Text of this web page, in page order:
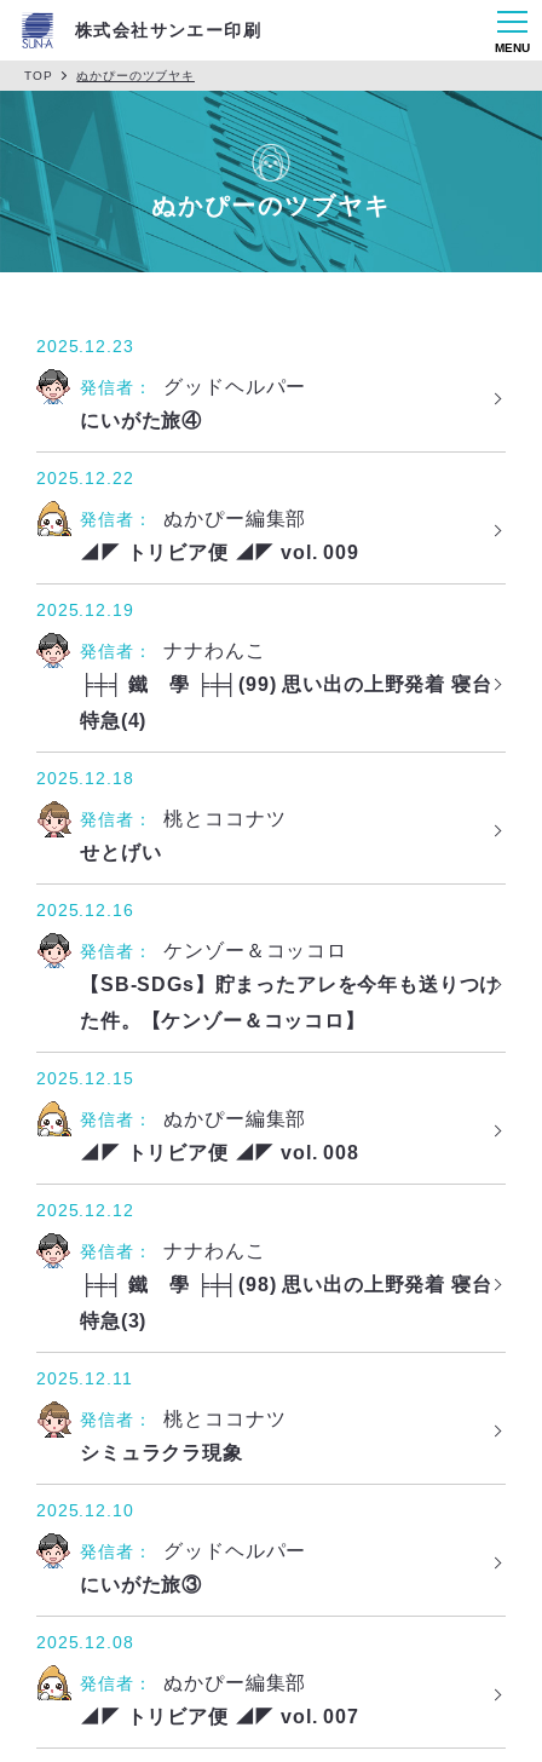
株式会社サンエー印刷
MENU
TOP ぬかぴーのツブヤキ
ぬかぴーのツブヤキ
2025.12.23
発信者：
グッドヘルパー
にいがた旅④
2025.12.22
発信者：
ぬかぴー編集部
◢◤ トリビア便 ◢◤ vol. 009
2025.12.19
発信者：
ナナわんこ
╞╪╡ 鐵 學 ╞╪╡(99) 思い出の上野発着 寝台
特急(4)
2025.12.18
発信者：
桃とココナツ
せとげい
2025.12.16
発信者：
ケンゾー＆コッコロ
【SB-SDGs】貯まったアレを今年も送りつけ
た件。【ケンゾー＆コッコロ】
2025.12.15
発信者：
ぬかぴー編集部
◢◤ トリビア便 ◢◤ vol. 008
2025.12.12
発信者：
ナナわんこ
╞╪╡ 鐵 學 ╞╪╡(98) 思い出の上野発着 寝台
特急(3)
2025.12.11
発信者：
桃とココナツ
シミュラクラ現象
2025.12.10
発信者：
グッドヘルパー
にいがた旅③
2025.12.08
発信者：
ぬかぴー編集部
◢◤ トリビア便 ◢◤ vol. 007